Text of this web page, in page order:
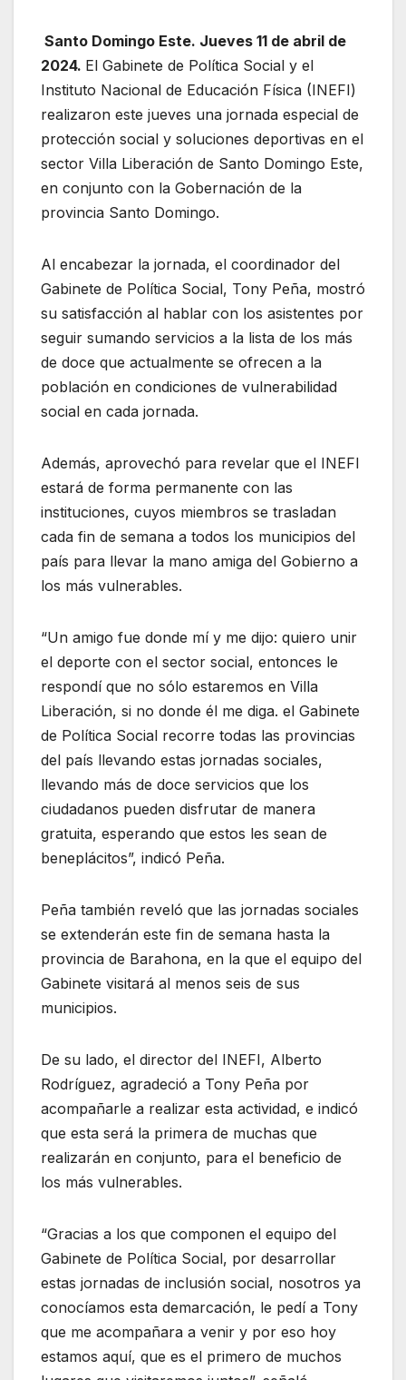
Santo Domingo Este. Jueves 11 de abril de
2024. El Gabinete de Política Social y el
Instituto Nacional de Educación Física (INEFI)
realizaron este jueves una jornada especial de
protección social y soluciones deportivas en el
sector Villa Liberación de Santo Domingo Este,
en conjunto con la Gobernación de la
provincia Santo Domingo.
Al encabezar la jornada, el coordinador del
Gabinete de Política Social, Tony Peña, mostró
su satisfacción al hablar con los asistentes por
seguir sumando servicios a la lista de los más
de doce que actualmente se ofrecen a la
población en condiciones de vulnerabilidad
social en cada jornada.
Además, aprovechó para revelar que el INEFI
estará de forma permanente con las
instituciones, cuyos miembros se trasladan
cada fin de semana a todos los municipios del
país para llevar la mano amiga del Gobierno a
los más vulnerables.
“Un amigo fue donde mí y me dijo: quiero unir
el deporte con el sector social, entonces le
respondí que no sólo estaremos en Villa
Liberación, si no donde él me diga. el Gabinete
de Política Social recorre todas las provincias
del país llevando estas jornadas sociales,
llevando más de doce servicios que los
ciudadanos pueden disfrutar de manera
gratuita, esperando que estos les sean de
beneplácitos”, indicó Peña.
Peña también reveló que las jornadas sociales
se extenderán este fin de semana hasta la
provincia de Barahona, en la que el equipo del
Gabinete visitará al menos seis de sus
municipios.
De su lado, el director del INEFI, Alberto
Rodríguez, agradeció a Tony Peña por
acompañarle a realizar esta actividad, e indicó
que esta será la primera de muchas que
realizarán en conjunto, para el beneficio de
los más vulnerables.
“Gracias a los que componen el equipo del
Gabinete de Política Social, por desarrollar
estas jornadas de inclusión social, nosotros ya
conocíamos esta demarcación, le pedí a Tony
que me acompañara a venir y por eso hoy
estamos aquí, que es el primero de muchos